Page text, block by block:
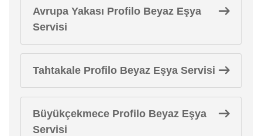
Avrupa Yakası Profilo Beyaz Eşya
Servisi
Tahtakale Profilo Beyaz Eşya Servisi
Büyükçekmece Profilo Beyaz Eşya
Servisi